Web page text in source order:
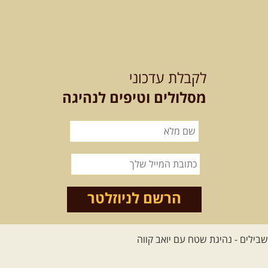
האם אתם מחפשים חוויה מיוחדת
בטבע? מחפשים חוויה שתעניק לכם ...
שישי- ממרומי
הגליל העליון למורדות הירדן
נצא מג'ש שבמורדות הר מירון, נמשיך
לאורך נחל דישון ונעצור ...[המשך]
לכל הטיולים
לקבלת עדכוני
מסלולים וטיפים לנהיגה
הרשם לניוזלטר